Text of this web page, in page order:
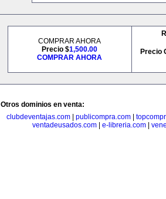
COMPRAR AHORA
Precio $1,500.00
COMPRAR AHORA
Precio
Otros dominios en venta:
clubdeventajas.com
publicompra.com
ventadeusados.com| e-libreria.com|